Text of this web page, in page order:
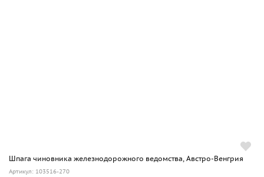
Шпага чиновника железнодорожного ведомства, Австро-Венгрия
Артикул: 103516-270